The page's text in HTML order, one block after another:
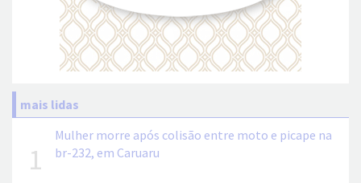
mais lidas
1
Mulher morre após colisão entre moto e picape na
br-232, em Caruaru